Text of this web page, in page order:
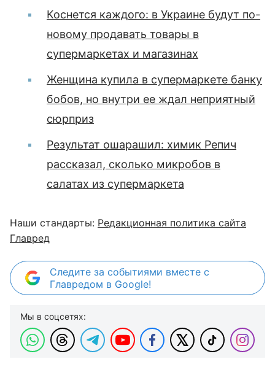
Коснется каждого: в Украине будут по-
новому продавать товары в
супермаркетах и магазинах
Женщина купила в супермаркете банку
бобов, но внутри ее ждал неприятный
сюрприз
Результат ошарашил: химик Репич
рассказал, сколько микробов в
салатах из супермаркета
Наши стандарты: Редакционная политика сайта
Главред
Следите за событиями вместе с
Главредом в Google!
Мы в соцсетях: